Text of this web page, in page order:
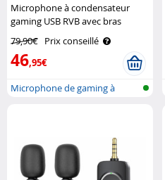
Microphone à condensateur
gaming USB RVB avec bras
79,90€ Prix conseillé
46,95€
Microphone de gaming à